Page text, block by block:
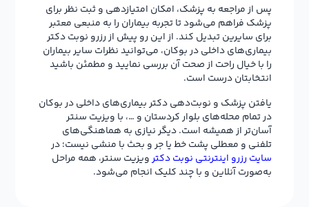
پس از مراجعه به پزشک، امکان امتیازدهی و ثبت نظر برای
پزشک فراهم می‌شود تا تجربه بیماران را به منبعی معتبر
برای سایرین تبدیل کند. از این رو پیش از رزرو نوبت دکتر
بیماری‌های داخلی در بوکان، می‌توانید نظرات سایر بیماران
را با خیال راحت از صحت آن بررسی نمایید و مطمئن باشید
انتخابتان درست است.
یافتن پزشک و نوبت‌دهی دکتر بیماری‌های داخلی در بوکان
در تمام محله‌های بلوار کردستان و …، با ویزیت سنتر
آسان‌تر از همیشه است. دیگر نیازی به هماهنگی‌های
تلفنی و معطلی پشت خط یا جر و بحث با منشی نیست؛ در
سایت رزرو اینترنتی نوبت دکترویزیت سنتر، همه مراحل
به‌صورت آنلاین و با چند کلیک انجام می‌شود.